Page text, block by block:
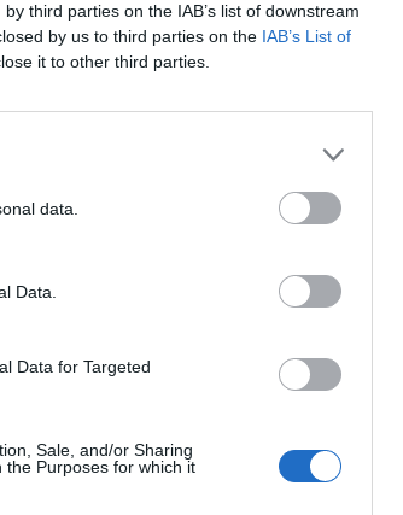
third parties on the IAB’s list of downstream
by us to third parties on the IAB’s List of
it to other third parties.
data.
Data.
Data for Targeted
Sale, and/or Sharing
Purposes for which it
ΣΟΦΙΑ ΒΟΥΛΤΕΨΗ
αυγή του 2025
όρους χρήσης